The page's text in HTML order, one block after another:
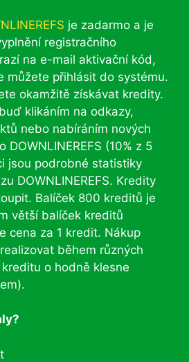
je zadarmo a je
registračního
na e-mail aktivační kód,
můžete přihlásit do systému.
okamžitě získávat kredity.
klikáním na odkazy,
nebo nabíráním nových
(10% z 5
jsou podrobné statistiky
DOWNLINEREFS. Kredity
Balíček 800 kreditů je
větší balíček kreditů
cena za 1 kredit. Nákup
během různých
o hodně klesne